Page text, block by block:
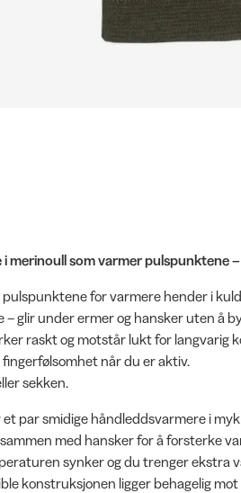
merinoull som varmer pulspunktene
for varmere hender i
glir under ermer og hansker uten å
raskt og motstår lukt for langvarig
fingerfølsomhet når du er aktiv.
sekken.
et par smidige håndleddsvarmere i
med hansker for å forsterke
synker og du trenger ekstra
konstruksjonen ligger behagelig